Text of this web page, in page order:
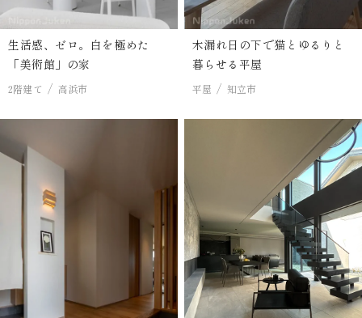
生活感、ゼロ。白を極めた
「美術館」の家
2階建て 高浜市
木漏れ日の下で猫とゆるりと
暮らせる平屋
平屋 知立市